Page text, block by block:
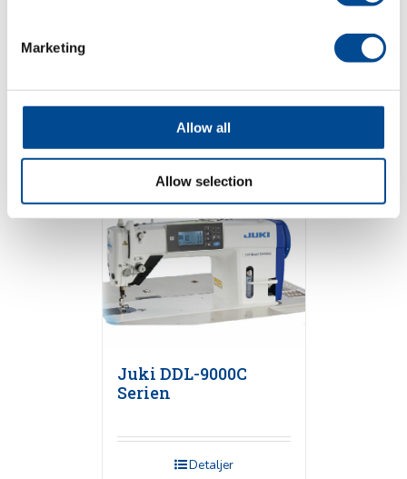
Marketing
Allow all
Allow selection
tränsmaskin
Detaljer
Juki DDL-9000C
Serien
Detaljer